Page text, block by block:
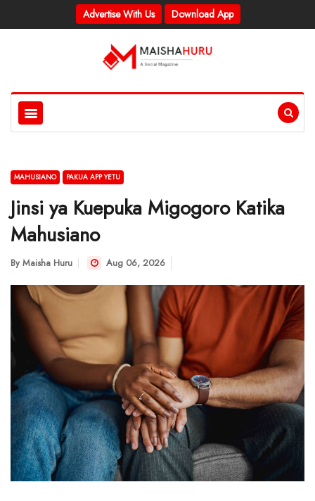
Advertise With Us Download App
MAHUSIANO PAKUA APP YETU
Jinsi ya Kuepuka Migogoro Katika
Mahusiano
By Maisha Huru Aug 06, 2026